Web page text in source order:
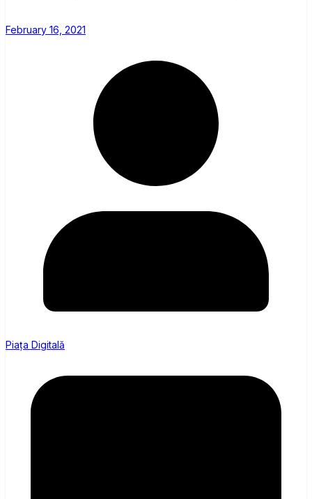
February 16, 2021
Piața Digitală